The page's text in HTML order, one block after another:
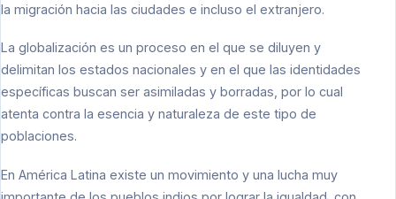
la migración hacia las ciudades e incluso el extranjero.
La globalización es un proceso en el que se diluyen y
delimitan los estados nacionales y en el que las identidades
específicas buscan ser asimiladas y borradas, por lo cual
atenta contra la esencia y naturaleza de este tipo de
poblaciones.
En América Latina existe un movimiento y una lucha muy